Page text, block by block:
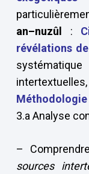
an–nuzûl
:
révélations
3.a Analyse
–
sources